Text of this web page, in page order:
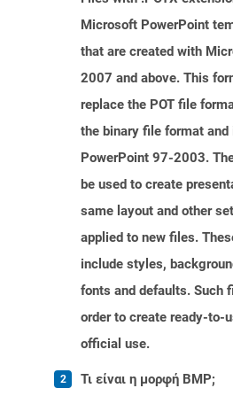
Microsoft PowerPoint
that are created with
2007 and above. This
replace the POT file
the binary file format
PowerPoint 97-2003.
be used to create
same layout and other
applied to new files.
include styles,
fonts and defaults. Such
order to create ready-to-
official use.
Τι είναι η μορφή BMP;